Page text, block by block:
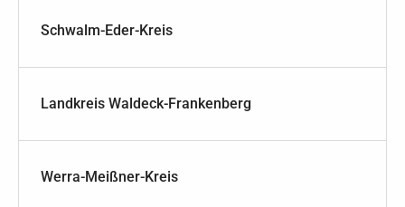
Schwalm-Eder-Kreis
Landkreis Waldeck-Frankenberg
Werra-Meißner-Kreis